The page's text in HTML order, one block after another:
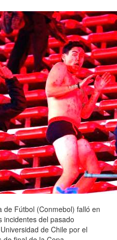
de Fútbol (Conmebol) falló en
incidentes del pasado
de Chile por el